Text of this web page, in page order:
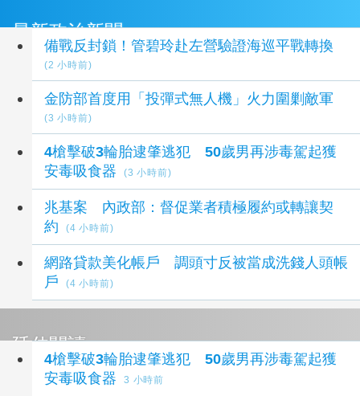
最新政治新聞
備戰反封鎖！管碧玲赴左營驗證海巡平戰轉換
(2 小時前)
金防部首度用「投彈式無人機」火力圍剿敵軍
(3 小時前)
4槍擊破3輪胎逮肇逃犯 50歲男再涉毒駕起獲
安毒吸食器
(3 小時前)
兆基案 內政部：督促業者積極履約或轉讓契
約
(4 小時前)
網路貸款美化帳戶 調頭寸反被當成洗錢人頭帳
戶
(4 小時前)
延伸閱讀
4槍擊破3輪胎逮肇逃犯 50歲男再涉毒駕起獲
安毒吸食器
3 小時前